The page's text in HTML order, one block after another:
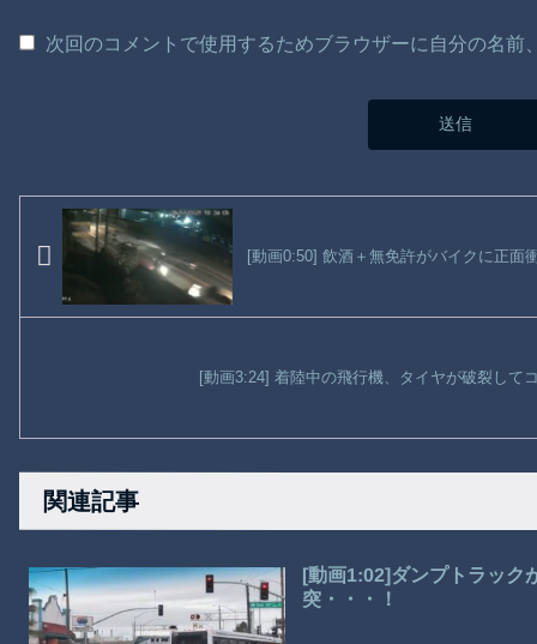
次回のコメントで使用するためブラウザーに自分の名
[動画0:50] 飲酒＋無免許がバイクに正面
[動画3:24] 着陸中の飛行機、タイヤが破裂して
関連記事
[動画1:02]ダンプトラック
突・・・！